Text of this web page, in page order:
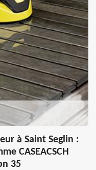
à Saint Seglin :
CASEACSCH
35